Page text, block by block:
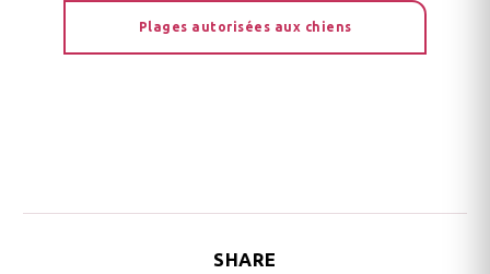
Plages autorisées aux chiens
SHARE